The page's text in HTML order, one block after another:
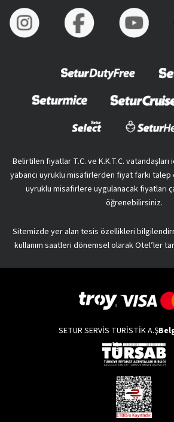
Belirtilen fiyatlar T.C. ve K.K.T.C.
yabancı uyruklu misafirlerden fiyat farkı talep
uyruklu misafirlere uygulanacak fiyatları
öğrenebilirsiniz.
Sitemizde yer alan tesis özellikleri
kullanım saatleri dönemsel olarak Otel’ler
SETUR SERVİS TURİSTİK A.Ş